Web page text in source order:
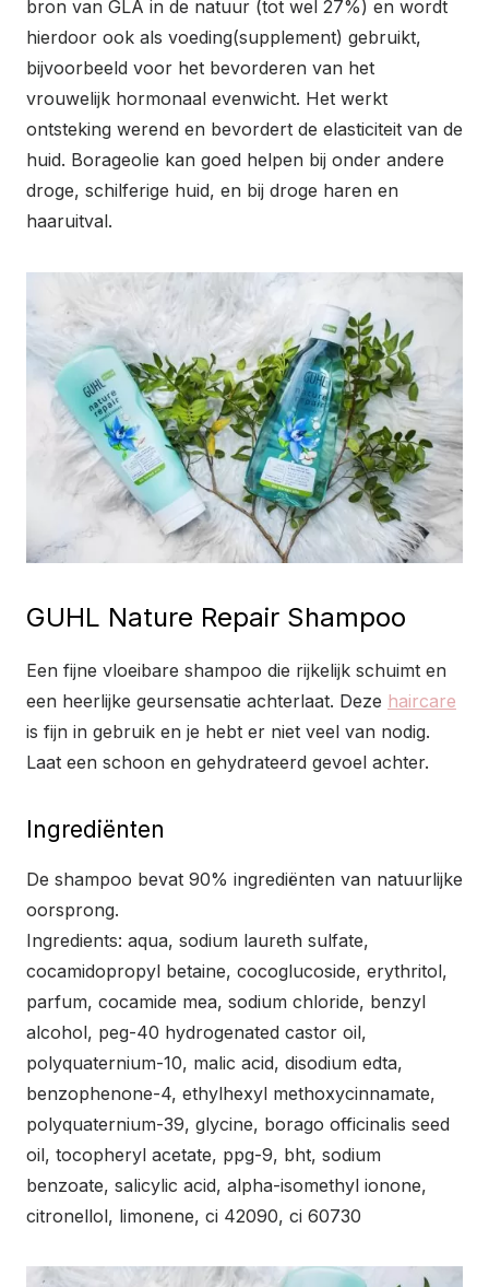
bron van GLA in de natuur (tot wel 27%) en wordt
hierdoor ook als voeding(supplement) gebruikt,
bijvoorbeeld voor het bevorderen van het
vrouwelijk hormonaal evenwicht. Het werkt
ontsteking werend en bevordert de elasticiteit van de
huid. Borageolie kan goed helpen bij onder andere
droge, schilferige huid, en bij droge haren en
haaruitval.
GUHL Nature Repair Shampoo
Een fijne vloeibare shampoo die rijkelijk schuimt en
een heerlijke geursensatie achterlaat. Deze haircare
is fijn in gebruik en je hebt er niet veel van nodig.
Laat een schoon en gehydrateerd gevoel achter.
Ingrediënten
De shampoo bevat 90% ingrediënten van natuurlijke
oorsprong.
Ingredients: aqua, sodium laureth sulfate,
cocamidopropyl betaine, cocoglucoside, erythritol,
parfum, cocamide mea, sodium chloride, benzyl
alcohol, peg-40 hydrogenated castor oil,
polyquaternium-10, malic acid, disodium edta,
benzophenone-4, ethylhexyl methoxycinnamate,
polyquaternium-39, glycine, borago officinalis seed
oil, tocopheryl acetate, ppg-9, bht, sodium
benzoate, salicylic acid, alpha-isomethyl ionone,
citronellol, limonene, ci 42090, ci 60730